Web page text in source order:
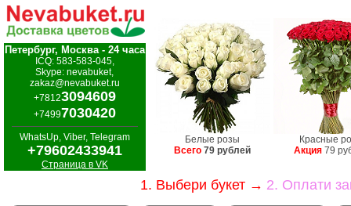
Петербург, Москва - 24 часа
ICQ: 583-583-045,
Skype: nevabuket,
zakaz@nevabuket.ru
+78123094609
+74997030420
WhatsUp, Viber, Telegram
+79602433941
Страница в VK
Белые розы
Всего 79 рублей
Красные
Акция 79
1. Выбери букет → 2. Оплати